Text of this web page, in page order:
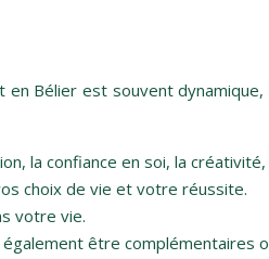
en Bélier est souvent
la confiance en soi, la
choix de vie et votre réussite.
votre vie.
être complémentaires